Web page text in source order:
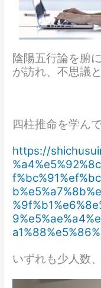
陰陽五行論を腑
が訪れ、不思議
四柱推命を学ん
https://
いずれも少人数